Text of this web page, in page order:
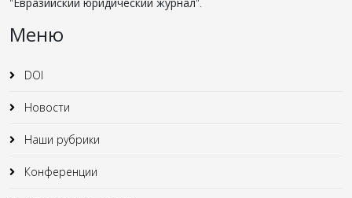
Меню
DOI
Новости
Наши рубрики
Конференции